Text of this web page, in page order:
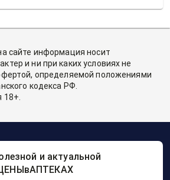
сайте информация носит
и ни при каких условиях не
определяемой положениями
кодекса РФ.
18+.
и актуальной